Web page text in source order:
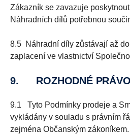
Zákazník se zavazuje
Náhradních dílů potřebnou
8.5 Náhradní díly zůstávají až
zaplacení ve vlastnictví
ROZHODNÉ
9.1 Tyto Podmínky prodeje a
vykládány v souladu s právním
zejména Občanským zákoníkem.